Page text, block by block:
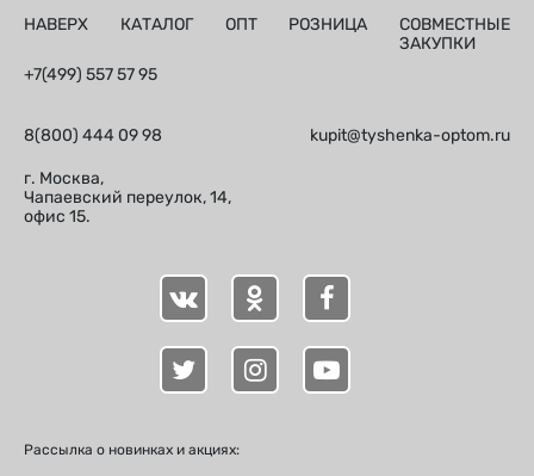
НАВЕРХ КАТАЛОГ ОПТ РОЗНИЦА
СОВМЕСТНЫЕ
ЗАКУПКИ
+7(499) 557 57 95
8(800) 444 09 98 kupit@tyshenka-optom.ru
г. Москва,
Чапаевский переулок, 14,
офис 15.
Рассылка о новинках и акциях: